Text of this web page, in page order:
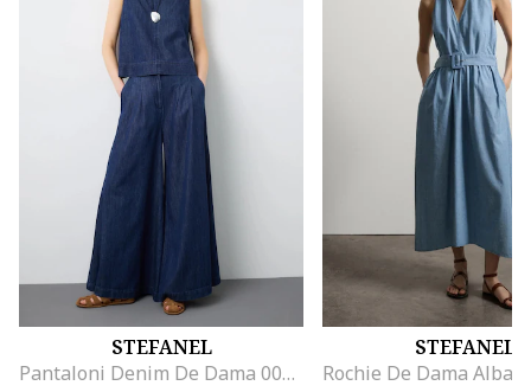
STEFANEL
Pantaloni Denim De Dama 003570227
STEFANEL